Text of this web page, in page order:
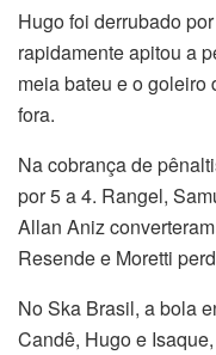
Hugo foi derrubado
rapidamente apitou a
meia bateu e o
fora.
Na cobrança de
por 5 a 4. Rangel,
Allan Aniz
Resende e Moretti
No Ska Brasil, a bola
Candê, Hugo e